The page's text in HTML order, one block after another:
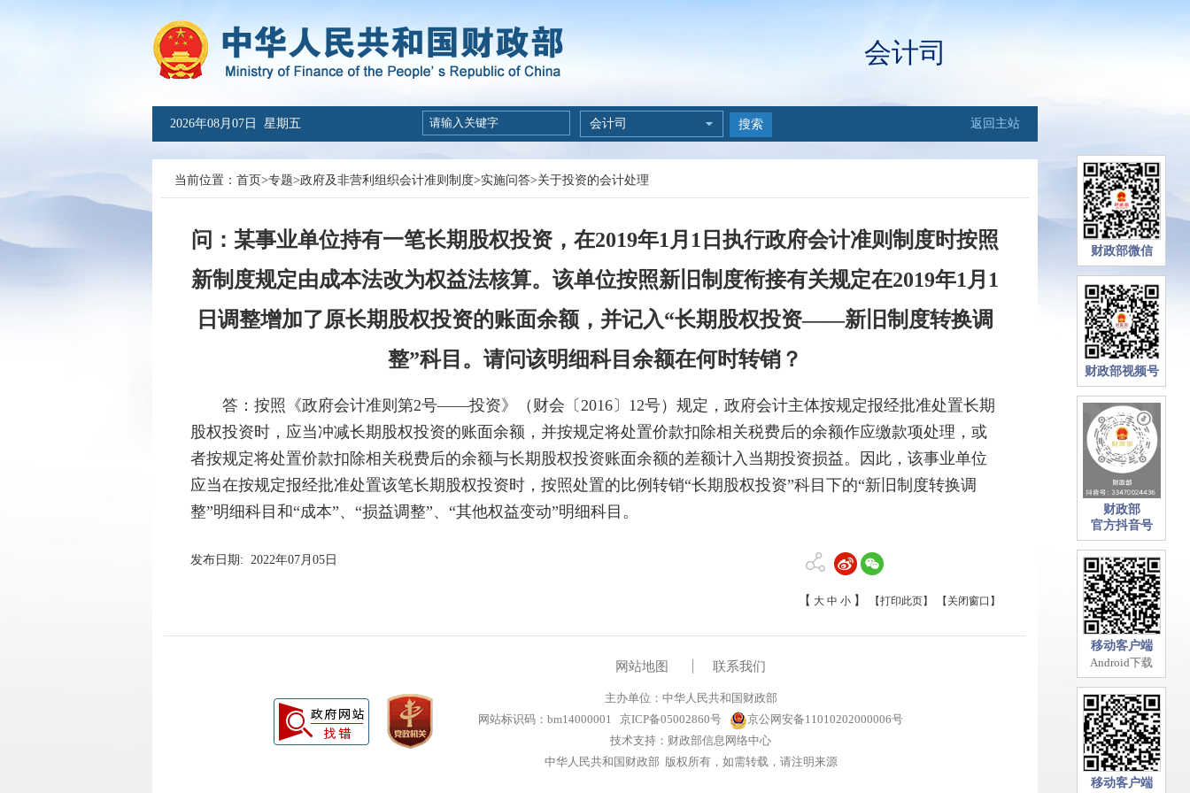
财政部微信
财政部视频号
财政部
官方抖音号
移动客户端
Android下载
移动客户端
会计司
2026年08月07日 星期五 会计司 搜索 返回主站
当前位置： 首页>专题>政府及非营利组织会计准则制度>实施问答>关于投资的会计处理
问：某事业单位持有一笔长期股权投资，在2019年1月1日执行政府会计准则制度时按照
新制度规定由成本法改为权益法核算。该单位按照新旧制度衔接有关规定在2019年1月1
日调整增加了原长期股权投资的账面余额，并记入“长期股权投资——新旧制度转换调
整”科目。请问该明细科目余额在何时转销？
答： 按照《政府会计准则第2号——投资》 （财会 〔 2016〕 12号） 规定，政府会计主体按规定报经批准处置长期
股权投资时，应当冲减长期股权投资的账面余额，并按规定将处置价款扣除相关税费后的余额作应缴款项处理，或
者按规定将处置价款扣除相关税费后的余额与长期股权投资账面余额的差额计入当期投资损益。因此，该事业单位
应当在按规定报经批准处置该笔长期股权投资时，按照处置的比例转销“长期股权投资”科目下的“新旧制度转换调
整”明细科目和“成本”、“损益调整”、“其他权益变动”明细科目。
发布日期: 2022年07月05日
【 大 中 小 】 【打印此页】 【关闭窗口】
网站地图 联系我们
主办单位：中华人民共和国财政部
网站标识码：bm14000001
京ICP备05002860号
京公网安备11010202000006号
技术支持：财政部信息网络中心
中华人民共和国财政部 版权所有，如需转载，请注明来源